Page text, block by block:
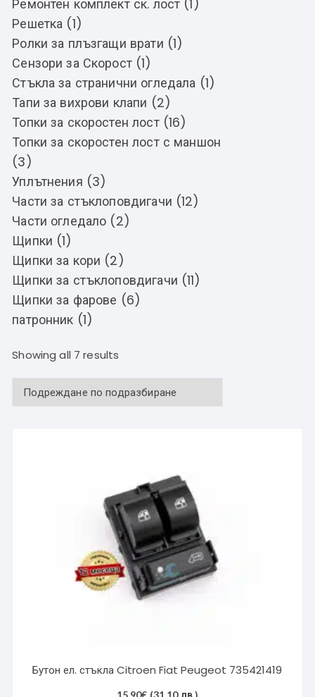
Ремонтен комплект ск. лост (1)
Решетка (1)
Ролки за плъзгащи врати (1)
Сензори за Скорост (1)
Стъкла за странични огледала (1)
Тапи за вихрови клапи (2)
Топки за скоростен лост (16)
Топки за скоростен лост с маншон
(3)
Уплътнения (3)
Части за стъклоповдигачи (12)
Части огледало (2)
Щипки (1)
Щипки за кори (2)
Щипки за стъклоповдигачи (11)
Щипки за фарове (6)
патронник (1)
Showing all 7 results
Бутон ел. стъкла Citroen Fiat Peugeot 735421419
15.90€ (31.10 лв.)